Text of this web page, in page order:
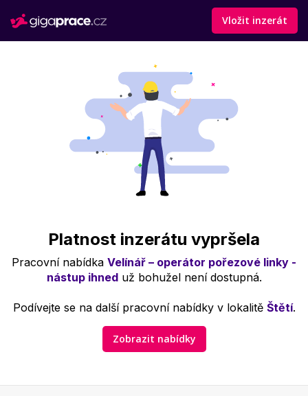
Vložit inzerát
Platnost inzerátu vypršela
Pracovní nabídka Velínář – operátor pořezové linky -
nástup ihneduž bohužel není dostupná.
Podívejte se na další pracovní nabídky v lokalitě Štětí.
Zobrazit nabídky